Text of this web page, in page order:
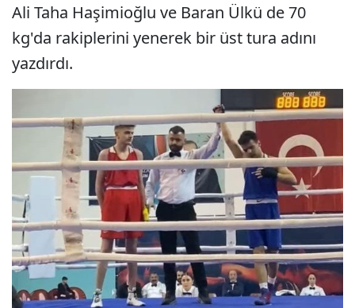
Ali Taha Haşimioğlu ve Baran Ülkü de 70
kg'da rakiplerini yenerek bir üst tura adını
yazdırdı.